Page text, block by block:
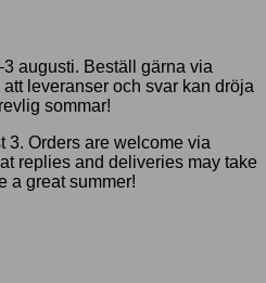
augusti. Beställ gärna via
leveranser och svar kan dröja
sommar!
3. Orders are welcome via
replies and deliveries may take
a great summer!